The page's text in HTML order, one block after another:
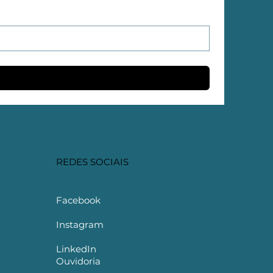
REDES SOCIAIS
Facebook
Instagram
LinkedIn
Ouvidoria